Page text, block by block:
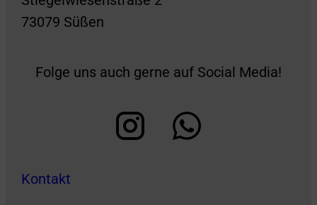
73079 Süßen
Folge uns auch gerne auf Social Media!
Kontakt